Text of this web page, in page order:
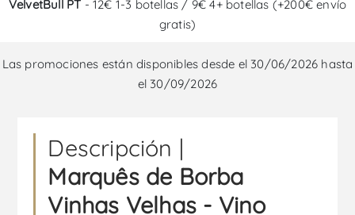
VelvetBull PT - 12€ 1-3 botellas / 9€ 4+ botellas (+200€ envío
gratis)
Las promociones están disponibles desde el 30/06/2026 hasta
el 30/09/2026
Descripción |
Marquês de Borba
Vinhas Velhas - Vino